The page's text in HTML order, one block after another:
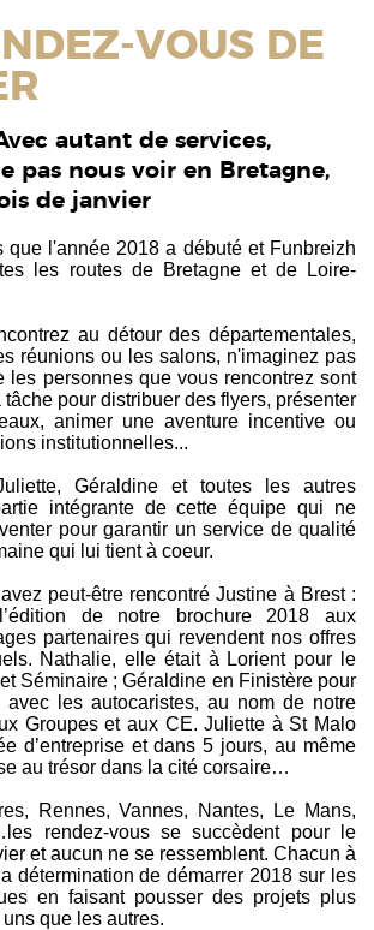
VOUS DE
autant de services,
pas nous voir en Bretagne,
de janvier
que l'année 2018 a débuté et Funbreizh
les routes de Bretagne et de Loire-
au détour des départementales,
réunions ou les salons, n'imaginez pas
les personnes que vous rencontrez sont
pour distribuer des flyers, présenter
animer une aventure incentive ou
institutionnelles...
Géraldine et toutes les autres
intégrante de cette équipe qui ne
pour garantir un service de qualité
qui lui tient à coeur.
peut-être rencontré Justine à Brest :
de notre brochure 2018 aux
partenaires qui revendent nos offres
Nathalie, elle était à Lorient pour le
Séminaire ; Géraldine en Finistère pour
avec les autocaristes, au nom de notre
Groupes et aux CE. Juliette à St Malo
d’entreprise et dans 5 jours, au même
au trésor dans la cité corsaire…
Rennes, Vannes, Nantes, Le Mans,
rendez-vous se succèdent pour le
et aucun ne se ressemblent. Chacun à
détermination de démarrer 2018 sur les
en faisant pousser des projets plus
que les autres.